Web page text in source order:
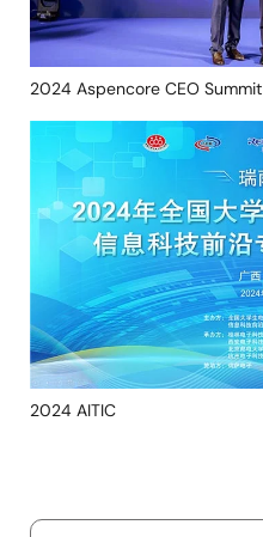
2024 Aspencore CEO Summit
2024 AITIC